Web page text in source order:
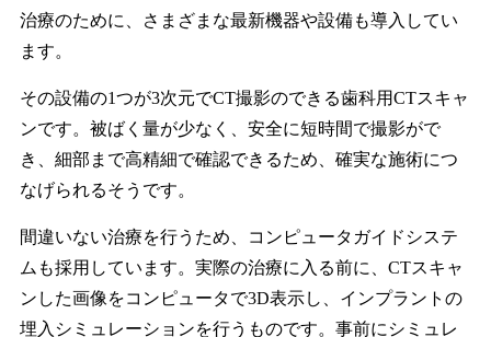
治療のために、さまざまな最新機器や設備も導入してい
ます。
その設備の1つが3次元でCT撮影のできる歯科用CTスキャ
ンです。被ばく量が少なく、安全に短時間で撮影がで
き、細部まで高精細で確認できるため、確実な施術につ
なげられるそうです。
間違いない治療を行うため、コンピュータガイドシステ
ムも採用しています。実際の治療に入る前に、CTスキャ
ンした画像をコンピュータで3D表示し、インプラントの
埋入シミュレーションを行うものです。事前にシミュレ